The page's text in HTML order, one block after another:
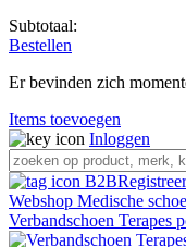
Subtotaal:
Bestellen
Er bevinden zich
Items toevoegen
Inloggen
Webshop Medische
Verbandschoen Terapes